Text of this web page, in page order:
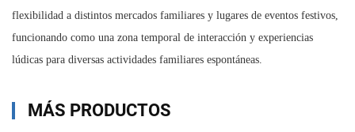
flexibilidad a distintos mercados familiares y lugares de eventos festivos,
funcionando como una zona temporal de interacción y experiencias
lúdicas para diversas actividades familiares espontáneas.
MÁS PRODUCTOS